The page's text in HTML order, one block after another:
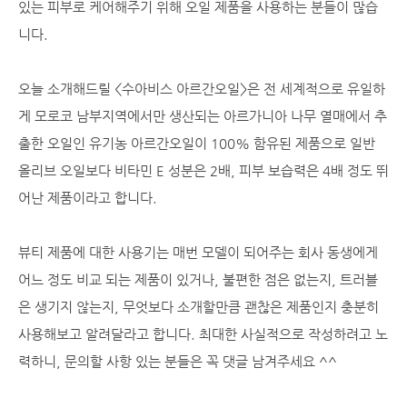
있는 피부로 케어해주기 위해 오일 제품을 사용하는 분들이 많습
니다.
오늘 소개해드릴 <수아비스 아르간오일>은 전 세계적으로 유일하
게 모로코 남부지역에서만 생산되는 아르가니아 나무 열매에서 추
출한 오일인 유기농 아르간오일이 100% 함유된 제품으로 일반
올리브 오일보다 비타민 E 성분은 2배, 피부 보습력은 4배 정도 뛰
어난 제품이라고 합니다.
뷰티 제품에 대한 사용기는 매번 모델이 되어주는 회사 동생에게
어느 정도 비교 되는 제품이 있거나, 불편한 점은 없는지, 트러블
은 생기지 않는지, 무엇보다 소개할만큼 괜찮은 제품인지 충분히
사용해보고 알려달라고 합니다. 최대한 사실적으로 작성하려고 노
력하니, 문의할 사항 있는 분들은 꼭 댓글 남겨주세요 ^^